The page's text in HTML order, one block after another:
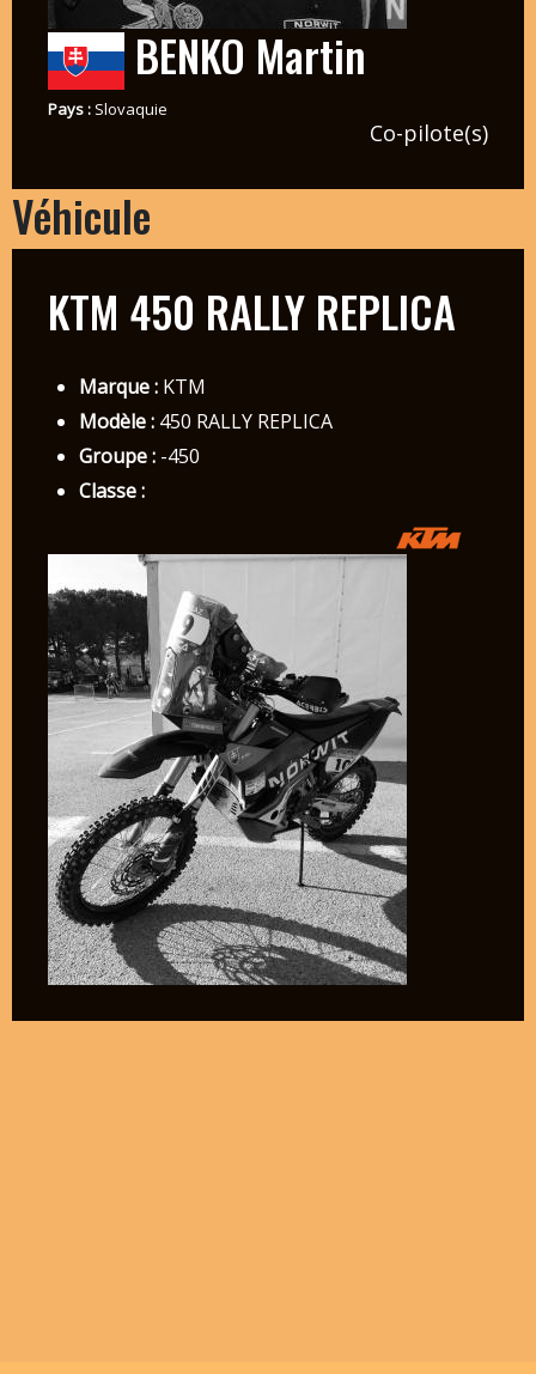
BENKO Martin
Pays : Slovaquie
Co-pilote(s)
Véhicule
KTM 450 RALLY REPLICA
Marque :KTM
Modèle :450 RALLY REPLICA
Groupe :-450
Classe :